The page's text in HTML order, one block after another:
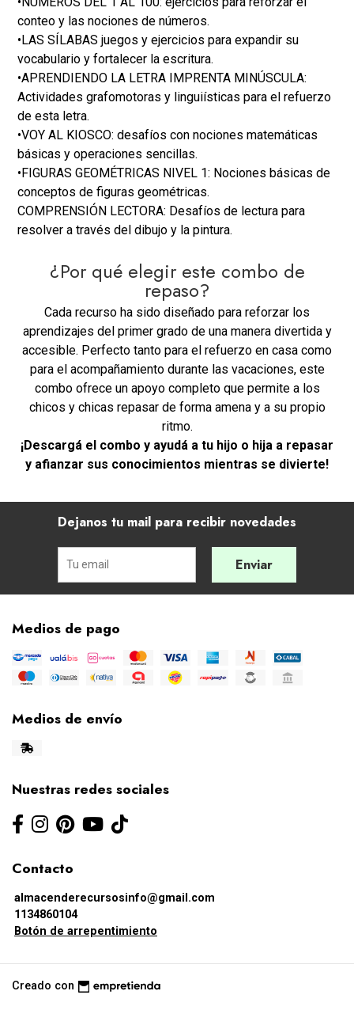
conteo y las nociones de números.
•LAS SÍLABASjuegos y ejercicios para expandir su
vocabulario y fortalecer la escritura.
•APRENDIENDO LA LETRA IMPRENTA MINÚSCULA:
Actividades grafomotoras y linguiísticas para el refuerzo
de esta letra.
•VOY AL KIOSCO: desafíos con nociones matemáticas
básicas y operaciones sencillas.
•FIGURAS GEOMÉTRICAS NIVEL 1: Nociones básicas de
conceptos de figuras geométricas.
COMPRENSIÓN LECTORA: Desafíos de lectura para
resolver a través del dibujo y la pintura.
¿Por qué elegir este combo de
repaso?
Cada recurso ha sido diseñado para reforzar los
aprendizajes del primer grado de una manera divertida y
accesible. Perfecto tanto para el refuerzo en casa como
para el acompañamiento durante las vacaciones, este
combo ofrece un apoyo completo que permite a los
chicos y chicas repasar de forma amena y a su propio
ritmo.
¡Descargá el combo y ayudá a tu hijo o hija a repasar
y afianzar sus conocimientos mientras se divierte!
Dejanos tu mail para recibir novedades
Enviar
Medios de pago
Medios de envío
Nuestras redes sociales
Contacto
almacenderecursosinfo@gmail.com
1134860104
Botón de arrepentimiento
Creado con